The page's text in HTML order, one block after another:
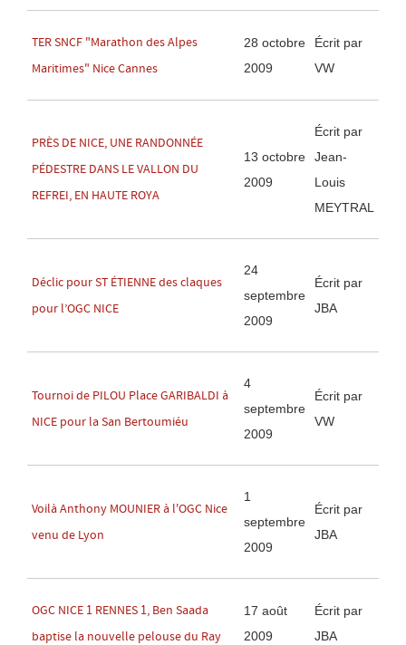
TER SNCF "Marathon des Alpes
Maritimes" Nice Cannes
28 octobre
2009
Écrit par
VW
PRÈS DE NICE, UNE RANDONNÉE
PÉDESTRE DANS LE VALLON DU
REFREI, EN HAUTE ROYA
13 octobre
2009
Écrit par
Jean-
Louis
MEYTRAL
Déclic pour ST ÉTIENNE des claques
pour l’OGC NICE
24
septembre
2009
Écrit par
JBA
Tournoi de PILOU Place GARIBALDI à
NICE pour la San Bertoumiéu
4
septembre
2009
Écrit par
VW
Voilà Anthony MOUNIER à l'OGC Nice
venu de Lyon
1
septembre
2009
Écrit par
JBA
OGC NICE 1 RENNES 1, Ben Saada
baptise la nouvelle pelouse du Ray
17 août
2009
Écrit par
JBA